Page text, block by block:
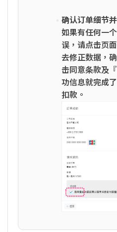
确认订单细节
如果有任何一
误，请点击页
去修正数据，
击同意条款及
功信息就完成
扣款。